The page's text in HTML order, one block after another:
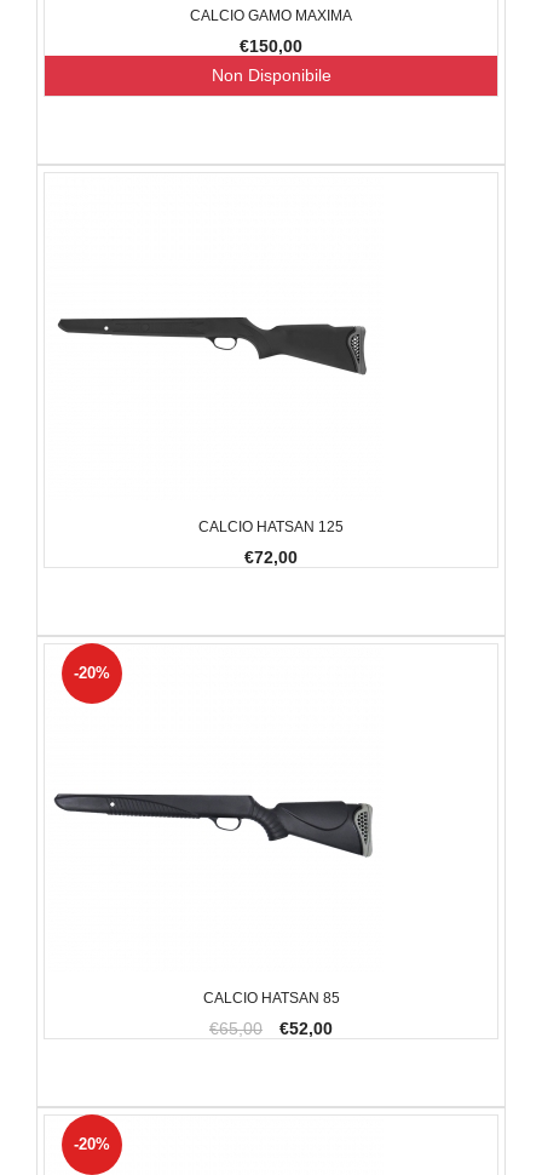
CALCIO GAMO MAXIMA
€150,00
Non Disponibile
CALCIO HATSAN 125
€72,00
CALCIO HATSAN 85
€65,00 €52,00
-20%
-20%